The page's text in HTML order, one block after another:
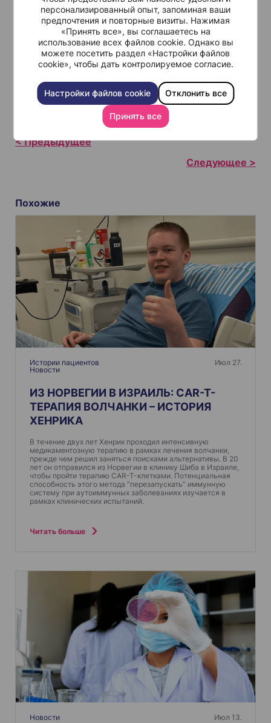
персонализированный опыт, запоминая ваши
предпочтения и повторные визиты. Нажимая
«Принять все», вы соглашаетесь на
использование всех файлов cookie. Однако вы
можете посетить раздел «Настройки файлов
cookie», чтобы дать контролируемое согласие.
Настройки файлов cookie Отклонить все
Принять все
С помощью современной медицины и
качественного лечения Рак молочной железы
поддается лечению.
Хаима Шибы для консультации о возможности
лечения Рака молочной железы.
Н
и
г
ц
и
я
п
о
з
а
Похожие
Истории пациентов
Новости
Июл 27.
ИЗ НОРВЕГИИ В ИЗРАИЛЬ: CAR-T-
ТЕРАПИЯ ВОЛЧАНКИ – ИСТОРИЯ
ХЕНРИКА
В течение двух лет Хенрик проходил интенсивную
медикаментозную терапию в рамках лечения волчанки,
прежде чем решил заняться поисками альтернативы. В 20
лет он отправился из Норвегии в клинику Шиба в Израиле,
чтобы пройти терапию CAR-T-клетками. Потенциальная
способность этого метода “перезапускать” иммунную
систему при аутоиммунных заболеваниях изучается в
рамках клинических испытаний.
Читать больше
Новости Июл 13.